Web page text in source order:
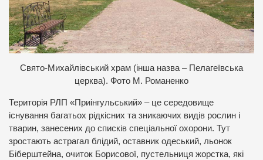
Свято-Михайлівський храм (інша назва – Пелагеївська
церква). Фото М. Романенко
Територія РЛП «Приінгульський» – це середовище
існування багатьох рідкісних та зникаючих видів рослин і
тварин, занесених до списків спеціальної охорони. Тут
зростають астрагал блідий, оставник одеський, льонок
Біберштейна, очиток Борисової, пустельниця жорстка, які